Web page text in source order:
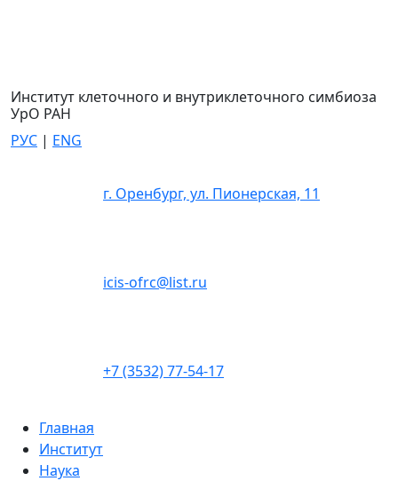
Институт клеточного и внутриклеточного симбиоза
УрО РАН
РУС | ENG
г. Оренбург, ул. Пионерская, 11
icis-ofrc@list.ru
+7 (3532) 77-54-17
Главная
Институт
Наука